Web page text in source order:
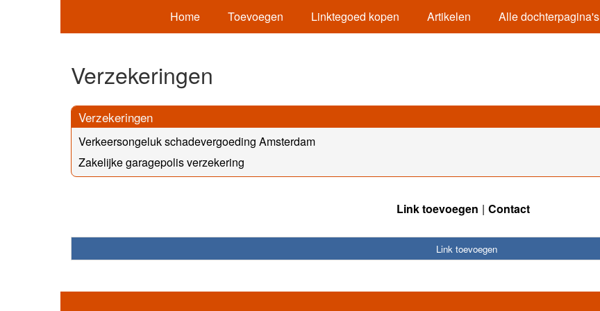
Home Toevoegen Linktegoed kopen Artikelen Alle dochterpagina's
Verzekeringen
Verzekeringen
Verkeersongeluk schadevergoeding Amsterdam
Zakelijke garagepolis verzekering
Link toevoegen Contact
Link toevoegen